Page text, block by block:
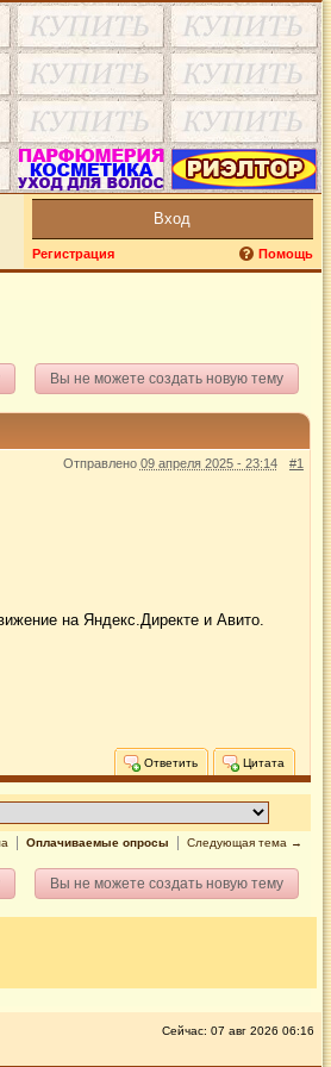
Вход
Регистрация Помощь
Вы не можете создать новую тему
#1
Отправлено 09 апреля 2025 - 23:14
на Яндекс.Директе и Авито.
Цитата
Ответить
Оплачиваемые опросы Следующая тема →
Вы не можете создать новую тему
Сейчас: 07 авг 2026 06:16